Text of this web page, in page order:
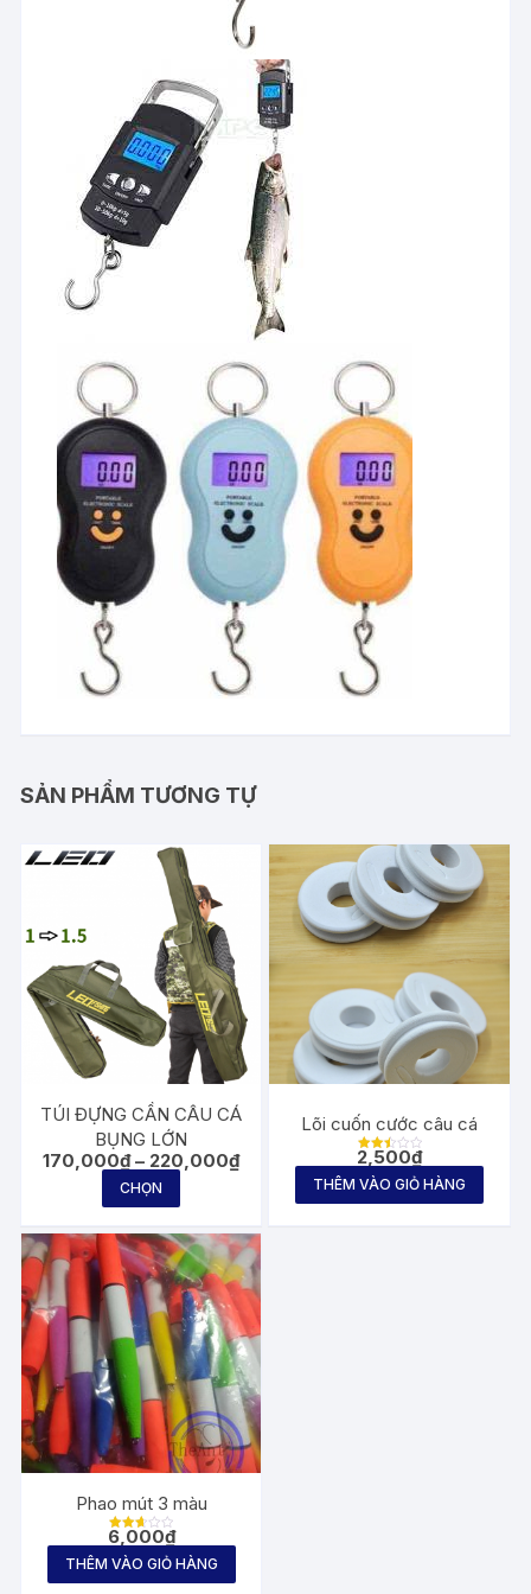
SẢN PHẨM TƯƠNG TỰ
TÚI ĐỰNG CẦN CÂU CÁ
BỤNG LỚN
170,000₫ – 220,000₫Khoảng
giá:
đến
220,000₫
CHỌN
phẩm
này
có
nhiều
biến
thể.
Các
tùy
chọn
có
thể
chọn
trên
Lõi cuốn cước câu cá
Được
hạng
5
2,500₫
THÊM VÀO GIỎ HÀNG
Phao mút 3 màu
Được
hạng
5
6,000₫
THÊM VÀO GIỎ HÀNG